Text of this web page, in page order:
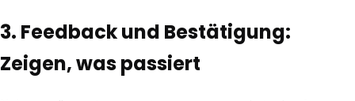
3. Feedback und Bestätigung:
Zeigen, was passiert